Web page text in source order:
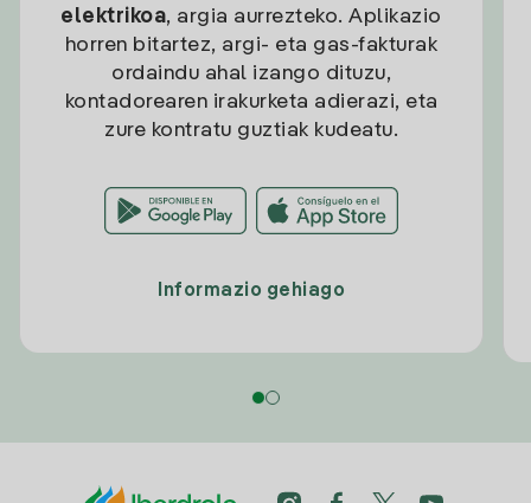
elektrikoa, argia aurrezteko. Aplikazio
horren bitartez, argi- eta gas-fakturak
ordaindu ahal izango dituzu,
kontadorearen irakurketa adierazi, eta
zure kontratu guztiak kudeatu.
Informazio gehiago